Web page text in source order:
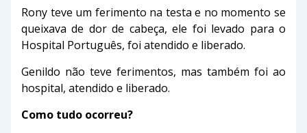
Rony teve um ferimento na testa e no momento se
queixava de dor de cabeça, ele foi levado para o
Hospital Português, foi atendido e liberado.
Genildo não teve ferimentos, mas também foi ao
hospital, atendido e liberado.
Como tudo ocorreu?